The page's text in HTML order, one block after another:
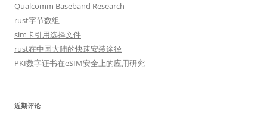
Qualcomm Baseband Research
rust字节数组
sim卡引用选择文件
rust在中国大陆的快速安装途径
PKI数字证书在eSIM安全上的应用研究
近期评论